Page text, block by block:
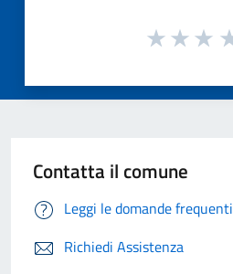
Contatta il comune
Leggi le domande frequenti
Richiedi Assistenza